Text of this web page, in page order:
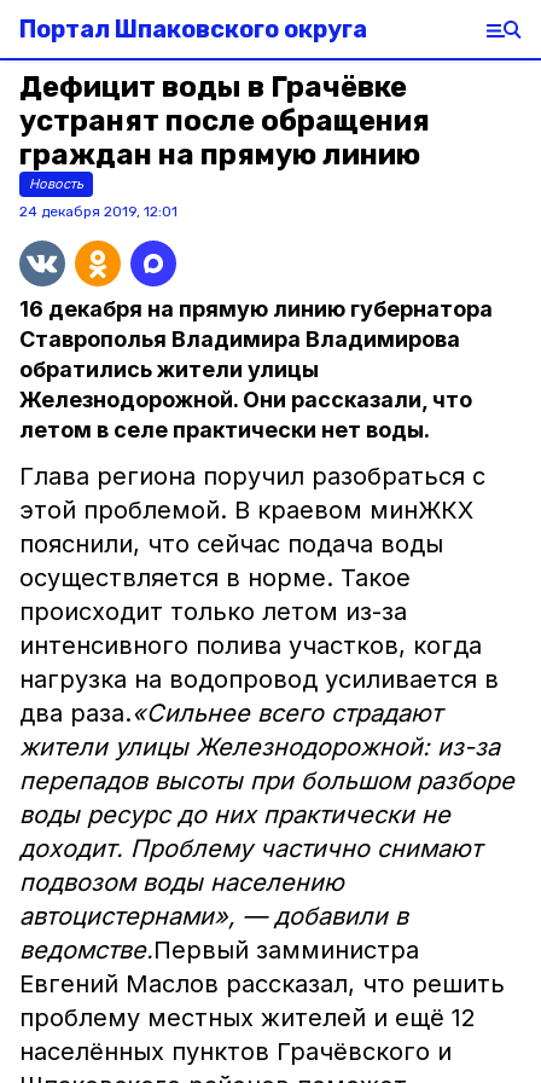
Портал Шпаковского округа
Дефицит воды в Грачёвке
устранят после обращения
граждан на прямую линию
Новость
24 декабря 2019, 12:01
16 декабря на прямую линию губернатора
Ставрополья Владимира Владимирова
обратились жители улицы
Железнодорожной. Они рассказали, что
летом в селе практически нет воды.
Глава региона поручил разобраться с
этой проблемой. В краевом минЖКХ
пояснили, что сейчас подача воды
осуществляется в норме. Такое
происходит только летом из-за
интенсивного полива участков, когда
нагрузка на водопровод усиливается в
два раза.«Сильнее всего страдают
жители улицы Железнодорожной: из-за
перепадов высоты при большом разборе
воды ресурс до них практически не
доходит. Проблему частично снимают
подвозом воды населению
автоцистернами», — добавили в
ведомстве.Первый замминистра
Евгений Маслов рассказал, что решить
проблему местных жителей и ещё 12
населённых пунктов Грачёвского и